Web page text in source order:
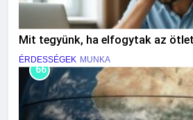
Mit tegyünk, ha elfogytak az
ÉRDESSÉGEK MUNKA
66